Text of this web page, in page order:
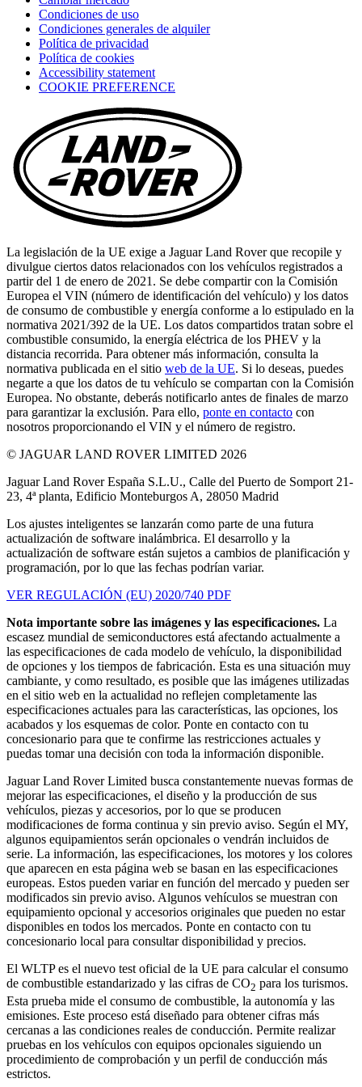
new
tab)
Condiciones de uso
Condiciones generales de alquiler
Política de privacidad
Política de cookies
in
a
tab)
Accessibility statement
COOKIE PREFERENCE
La legislación de la UE exige a Jaguar Land Rover que recopile y
divulgue ciertos datos relacionados con los vehículos registrados a
partir del 1 de enero de 2021. Se debe compartir con la Comisión
Europea el VIN (número de identificación del vehículo) y los datos
de consumo de combustible y energía conforme a lo estipulado en la
normativa 2021/392 de la UE. Los datos compartidos tratan sobre el
combustible consumido, la energía eléctrica de los PHEV y la
distancia recorrida. Para obtener más información, consulta la
normativa publicada en el sitio web de la UE. Si lo deseas, puedes
negarte a que los datos de tu vehículo se compartan con la Comisión
Europea. No obstante, deberás notificarlo antes de finales de marzo
para garantizar la exclusión. Para ello, ponte en contacto con
nosotros proporcionando el VIN y el número de registro.
© JAGUAR LAND ROVER LIMITED 2026
Jaguar Land Rover España S.L.U., Calle del Puerto de Somport 21-
23, 4ª planta, Edificio Monteburgos A, 28050 Madrid
Los ajustes inteligentes se lanzarán como parte de una futura
actualización de software inalámbrica. El desarrollo y la
actualización de software están sujetos a cambios de planificación y
programación, por lo que las fechas podrían variar.
VER REGULACIÓN (EU) 2020/740 PDF
Nota importante sobre las imágenes y las especificaciones. La
escasez mundial de semiconductores está afectando actualmente a
las especificaciones de cada modelo de vehículo, la disponibilidad
de opciones y los tiempos de fabricación. Esta es una situación muy
cambiante, y como resultado, es posible que las imágenes utilizadas
en el sitio web en la actualidad no reflejen completamente las
especificaciones actuales para las características, las opciones, los
acabados y los esquemas de color. Ponte en contacto con tu
concesionario para que te confirme las restricciones actuales y
puedas tomar una decisión con toda la información disponible.
Jaguar Land Rover Limited busca constantemente nuevas formas de
mejorar las especificaciones, el diseño y la producción de sus
vehículos, piezas y accesorios, por lo que se producen
modificaciones de forma continua y sin previo aviso. Según el MY,
algunos equipamientos serán opcionales o vendrán incluidos de
serie. La información, las especificaciones, los motores y los colores
que aparecen en esta página web se basan en las especificaciones
europeas. Estos pueden variar en función del mercado y pueden ser
modificados sin previo aviso. Algunos vehículos se muestran con
equipamiento opcional y accesorios originales que pueden no estar
disponibles en todos los mercados. Ponte en contacto con tu
concesionario local para consultar disponibilidad y precios.
El WLTP es el nuevo test oficial de la UE para calcular el consumo
de combustible estandarizado y las cifras de CO2 para los turismos.
Esta prueba mide el consumo de combustible, la autonomía y las
emisiones. Este proceso está diseñado para obtener cifras más
cercanas a las condiciones reales de conducción. Permite realizar
pruebas en los vehículos con equipos opcionales siguiendo un
procedimiento de comprobación y un perfil de conducción más
estrictos.